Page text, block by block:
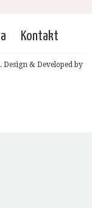
Kontakt
& Developed by